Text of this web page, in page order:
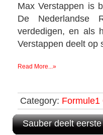
Max Verstappen is
De Nederlandse
verdedigen, en als
Verstappen deelt op
Read More...»
Category: Formule1
Sauber deelt